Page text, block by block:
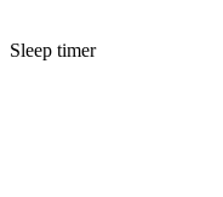
Sleep timer